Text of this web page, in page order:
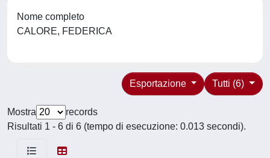
Nome completo
CALORE, FEDERICA
Tutti (6)
Esportazione
Mostra
records
Risultati 1 - 6 di 6 (tempo di esecuzione: 0.013 secondi).